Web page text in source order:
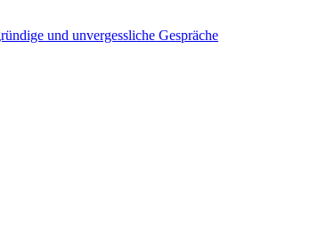
und unvergessliche Gespräche